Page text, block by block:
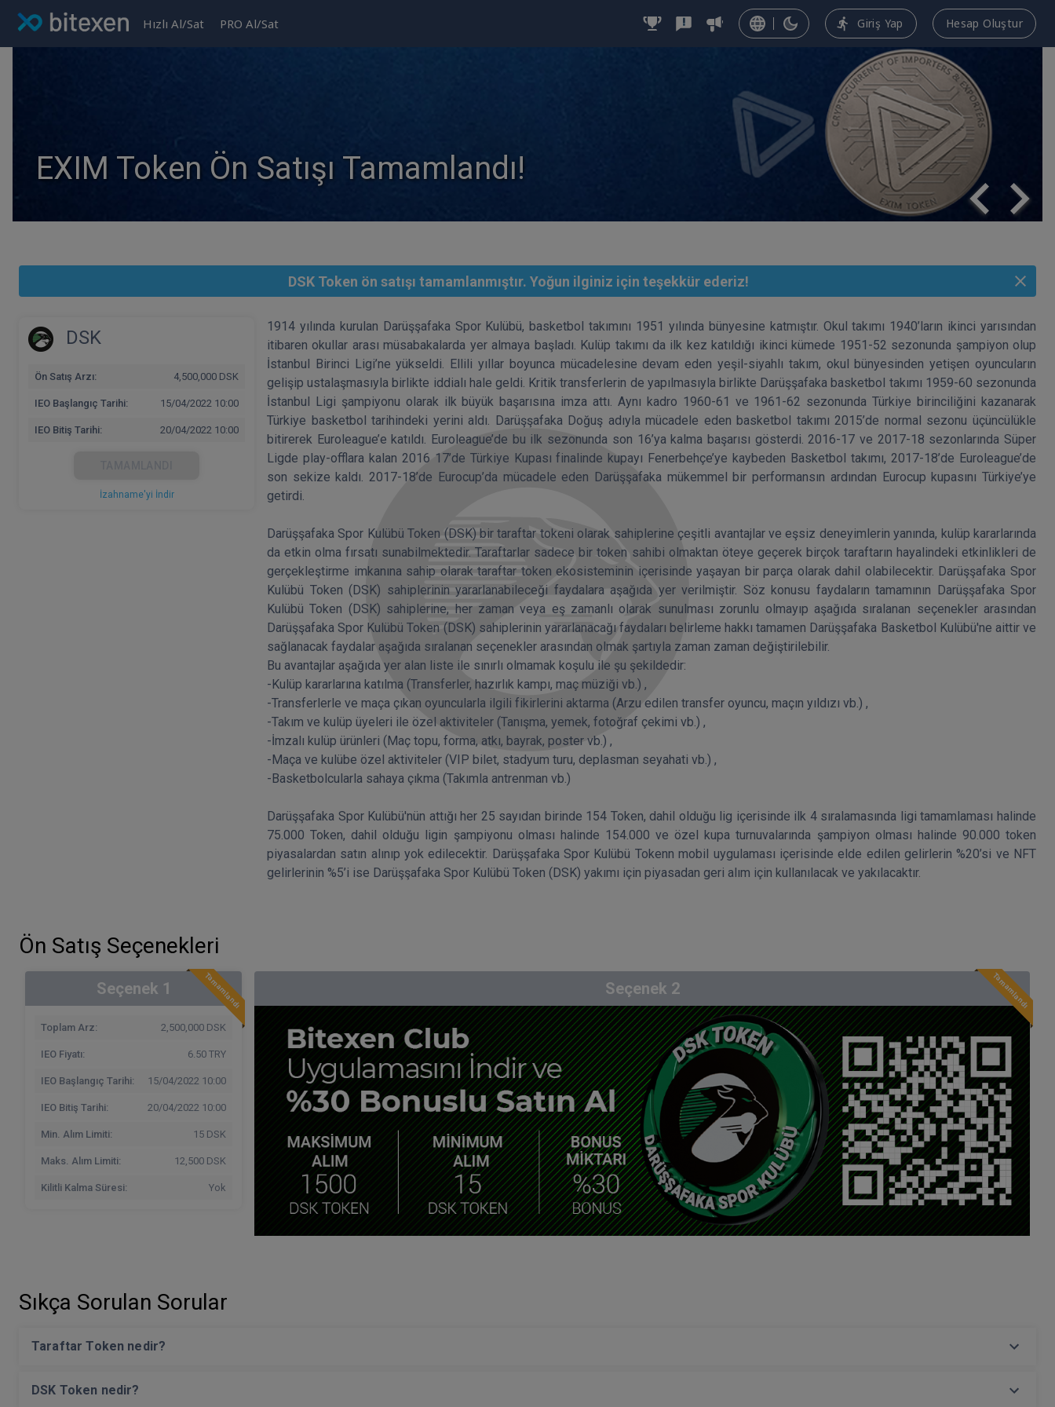
Hızlı Al/Sat PRO Al/Sat Giriş Yap Hesap Oluştur
EXIM Token Ön Satışı Tamamlandı!
DSK Token ön satışı tamamlanmıştır. Yoğun ilginiz için teşekkür ederiz!
DSK
Ön Satış Arzı: 4,500,000 DSK
IEO Başlangıç Tarihi: 15/04/2022 10:00
IEO Bitiş Tarihi: 20/04/2022 10:00
İzahname'yi İndir
1914 yılında kurulan Darüşşafaka Spor Kulübü, basketbol takımını 1951 yılında bünyesine katmıştır. Okul takımı 1940’ların ikinci yarısından
itibaren okullar arası müsabakalarda yer almaya başladı. Kulüp takımı da ilk kez katıldığı ikinci kümede 1951-52 sezonunda şampiyon olup
İstanbul Birinci Ligi’ne yükseldi. Ellili yıllar boyunca mücadelesine devam eden yeşil-siyahlı takım, okul bünyesinden yetişen oyuncuların
gelişip ustalaşmasıyla birlikte iddialı hale geldi. Kritik transferlerin de yapılmasıyla birlikte Darüşşafaka basketbol takımı 1959-60 sezonunda
İstanbul Ligi şampiyonu olarak ilk büyük başarısına imza attı. Aynı kadro 1960-61 ve 1961-62 sezonunda Türkiye birinciliğini kazanarak
Türkiye basketbol tarihindeki yerini aldı. Darüşşafaka Doğuş adıyla mücadele eden basketbol takımı 2015’de normal sezonu üçüncülükle
bitirerek Euroleague’e katıldı. Euroleague’de bu ilk sezonunda son 16’ya kalma başarısı gösterdi. 2016-17 ve 2017-18 sezonlarında Süper
Ligde play-offlara kalan 2016 17’de Türkiye Kupası finalinde kupayı Fenerbehçe’ye kaybeden Basketbol takımı, 2017-18’de Euroleague’de
son sekize kaldı. 2017-18’de Eurocup’da mücadele eden Darüşşafaka mükemmel bir performansın ardından Eurocup kupasını Türkiye’ye
getirdi.
Darüşşafaka Spor Kulübü Token (DSK) bir taraftar tokeni olarak sahiplerine çeşitli avantajlar ve eşsiz deneyimlerin yanında, kulüp kararlarında
da etkin olma fırsatı sunabilmektedir. Taraftarlar sadece bir token sahibi olmaktan öteye geçerek birçok taraftarın hayalindeki etkinlikleri de
gerçekleştirme imkanına sahip olarak taraftar token ekosisteminin içerisinde yaşayan bir parça olarak dahil olabilecektir. Darüşşafaka Spor
Kulübü Token (DSK) sahiplerinin yararlanabileceği faydalara aşağıda yer verilmiştir. Söz konusu faydaların tamamının Darüşşafaka Spor
Kulübü Token (DSK) sahiplerine, her zaman veya eş zamanlı olarak sunulması zorunlu olmayıp aşağıda sıralanan seçenekler arasından
Darüşşafaka Spor Kulübü Token (DSK) sahiplerinin yararlanacağı faydaları belirleme hakkı tamamen Darüşşafaka Basketbol Kulübü'ne aittir ve
sağlanacak faydalar aşağıda sıralanan seçenekler arasından olmak şartıyla zaman zaman değiştirilebilir.
Bu avantajlar aşağıda yer alan liste ile sınırlı olmamak koşulu ile şu şekildedir:
-Kulüp kararlarına katılma (Transferler, hazırlık kampı, maç müziği vb.) ,
-Transferlerle ve maça çıkan oyuncularla ilgili fikirlerini aktarma (Arzu edilen transfer oyuncu, maçın yıldızı vb.) ,
-Takım ve kulüp üyeleri ile özel aktiviteler (Tanışma, yemek, fotoğraf çekimi vb.) ,
-İmzalı kulüp ürünleri (Maç topu, forma, atkı, bayrak, poster vb.) ,
-Maça ve kulübe özel aktiviteler (VIP bilet, stadyum turu, deplasman seyahati vb.) ,
-Basketbolcularla sahaya çıkma (Takımla antrenman vb.)
Darüşşafaka Spor Kulübü'nün attığı her 25 sayıdan birinde 154 Token, dahil olduğu lig içerisinde ilk 4 sıralamasında ligi tamamlaması halinde
75.000 Token, dahil olduğu ligin şampiyonu olması halinde 154.000 ve özel kupa turnuvalarında şampiyon olması halinde 90.000 token
piyasalardan satın alınıp yok edilecektir. Darüşşafaka Spor Kulübü Tokenn mobil uygulaması içerisinde elde edilen gelirlerin %20’si ve NFT
gelirlerinin %5’i ise Darüşşafaka Spor Kulübü Token (DSK) yakımı için piyasadan geri alım için kullanılacak ve yakılacaktır.
Ön Satış Seçenekleri
Seçenek 1 Tamamlandı
Toplam Arz: 2,500,000 DSK
IEO Fiyatı: 6.50 TRY
IEO Başlangıç Tarihi: 15/04/2022 10:00
IEO Bitiş Tarihi: 20/04/2022 10:00
Min. Alım Limiti: 15 DSK
Maks. Alım Limiti: 12,500 DSK
Kilitli Kalma Süresi: Yok
Seçenek 2 Tamamlandı
Sıkça Sorulan Sorular
Taraftar Token nedir?
DSK Token nedir?